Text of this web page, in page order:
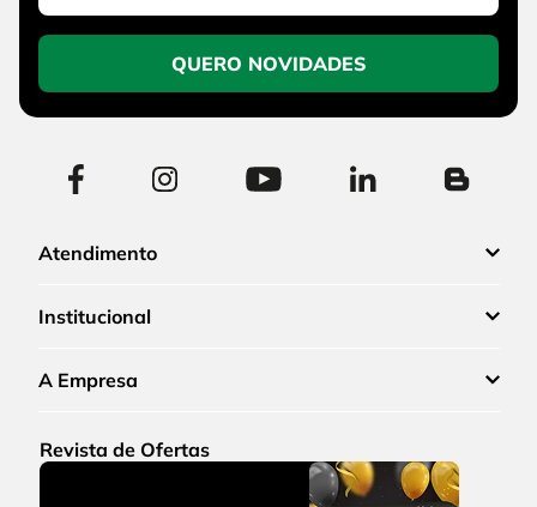
QUERO NOVIDADES
Atendimento
Institucional
A Empresa
Revista de Ofertas